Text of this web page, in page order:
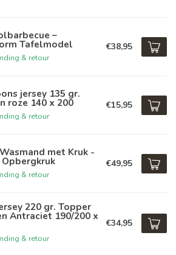
–
Tafelmodel
& retour
€38,95
jersey 135 gr.
roze 140 x 200
& retour
€15,95
met Kruk -
& retour
€49,95
220 gr. Topper
Antraciet 190/200 x
& retour
€34,95